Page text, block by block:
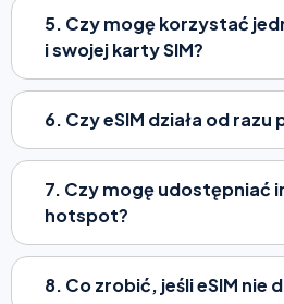
5. Czy mogę korzystać
i swojej karty SIM?
6. Czy eSIM działa od razu
7. Czy mogę udostępniać
hotspot?
8. Co zrobić, jeśli eSIM nie